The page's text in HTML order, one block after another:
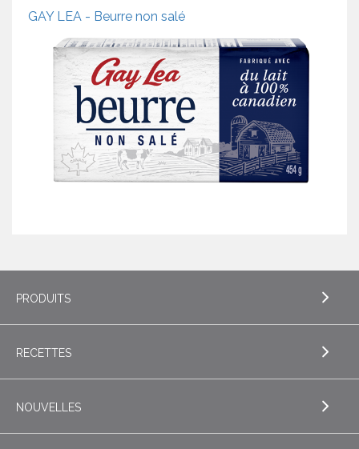
GAY LEA - Beurre non salé
PRODUITS
EXPLORE PRODUITS
RECETTES
EXPLORE RECETTES
NOUVELLES